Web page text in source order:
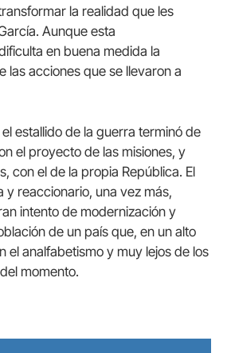
la realidad que les
Aunque esta
en buena medida la
las acciones que se llevaron a
estallido de la guerra terminó de
el proyecto de las misiones, y
con el de la propia República. El
y reaccionario, una vez más,
intento de modernización y
de un país que, en un alto
el analfabetismo y muy lejos de los
momento.